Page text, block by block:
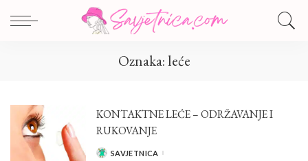
Oznaka:leće
KONTAKTNE LEĆE – ODRŽAVANJE I
RUKOVANJE
POSTED
SAVJETNICA